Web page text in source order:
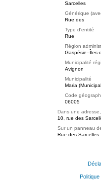
Sarcelles
Générique
Rue des
Type d'entité
Rue
Région
Gaspésie–Îles-
Municipalité
Avignon
Municipalité
Maria
Code
06005
Dans une
10, rue des
Sur un panneau
Rue des Sarcelles
Politique